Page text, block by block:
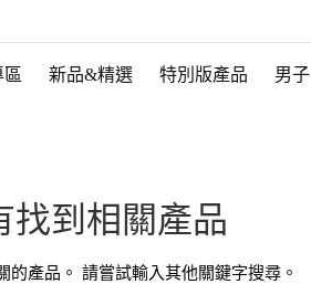
區 新品&精選 特別版產品 男子
找到相關產品
的產品。 請嘗試輸入其他關鍵字搜尋。